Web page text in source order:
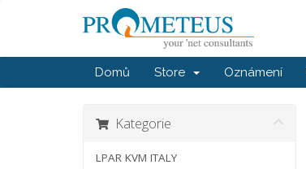
Domů Store Oznámení
Kategorie
LPAR KVM ITALY